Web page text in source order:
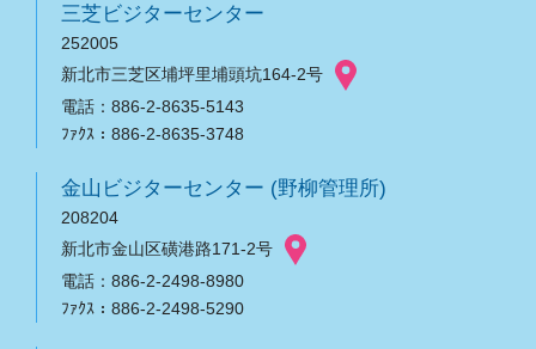
三芝ビジターセンター
252005
新北市三芝区埔坪里埔頭坑164-2号
電話：886-2-8635-5143
ﾌｧｸｽ：886-2-8635-3748
金山ビジターセンター (野柳管理所)
208204
新北市金山区磺港路171-2号
電話：886-2-2498-8980
ﾌｧｸｽ：886-2-2498-5290